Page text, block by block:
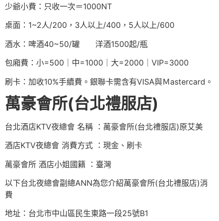
少爺小費：只收一次＝1000NT
桌面：1~2人/200，3人以上/400，5人以上/600
酒水：啤酒40~50/罐 洋酒1500起/瓶
包廂費：小=500｜中=1000｜大=2000｜VIP=3000
刷卡：加收10%手續費。銀聯卡需含有VISA與Ｍastercard。
萬豪會所(台北禮服店)
台北酒店KTV夜總會 名稱 ：萬豪會所(台北禮服店)原艾美
酒店KTV夜總會 消費方式 ：現金、刷卡
萬豪會所 酒店小姐國籍 ：臺灣
以下台北夜總會副總ANN為您介紹萬豪會所(台北禮服店)消
費
地址：台北市中山區民生東路一段25號B1